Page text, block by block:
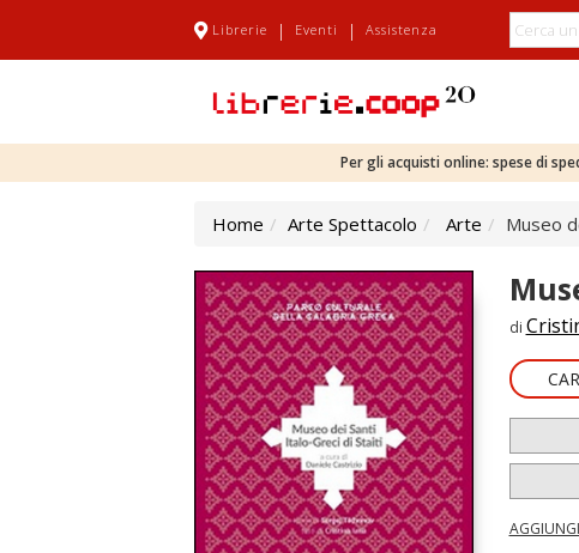
Librerie | Eventi | Assistenza
Per gli acquisti online: spese di
Home Arte Spettacolo Arte Museo
di